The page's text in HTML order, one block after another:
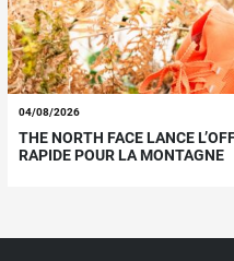
04/08/2026
THE NORTH FACE LANCE
RAPIDE POUR LA MONTAGNE